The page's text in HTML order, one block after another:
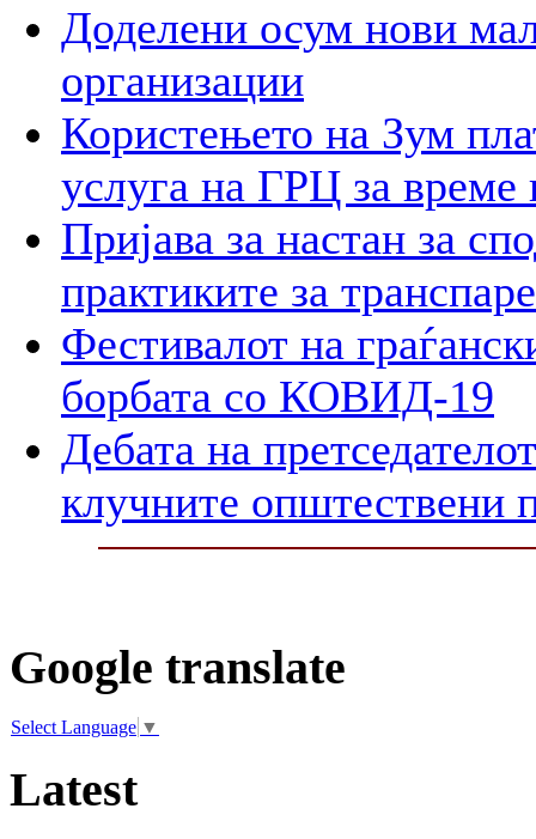
Доделени осум нови
организации
Користењето на Зум
услуга на ГРЦ за време
Пријава за настан за
практиките за
Фестивалот на
борбата со КОВИД-19
Дебата на
клучните општествени
Google translate
Select Language ▼
Latest